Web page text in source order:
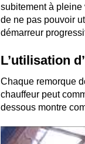
subitement à pleine
de ne pas pouvoir
démarreur
L’utilisation
Chaque remorque
chauffeur peut
dessous montre